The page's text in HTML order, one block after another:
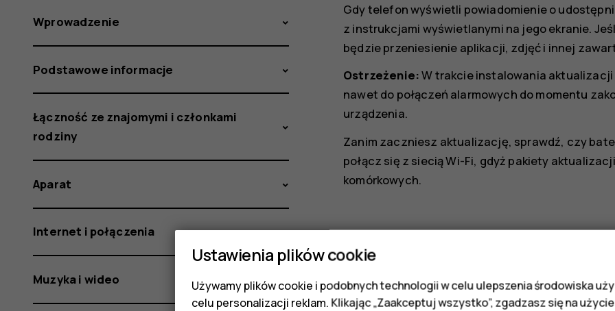
Gdy telefon wyświetli powiadomienie o
z instrukcjami wyświetlanymi na jego ekranie.
będzie przeniesienie aplikacji, zdjęć i innej
Ostrzeżenie:W trakcie instalowania
nawet do połączeń alarmowych do momentu
urządzenia.
Zanim zaczniesz aktualizację, sprawdź, czy
połącz się z siecią Wi-Fi, gdyż pakiety
komórkowych.
Czy te informacje były pomocne?
Wprowadzenie
Podstawowe informacje
Łączność ze znajomymi i członkami
rodziny
Aparat
Internet i połączenia
Muzyka i wideo
Ustawienia plików cookie
Używamy plików cookie i podobnych technologii w celu ulepszenia środowiska
celu personalizacji reklam. Klikając „Zaakceptuj wszystko”, zgadzasz się na